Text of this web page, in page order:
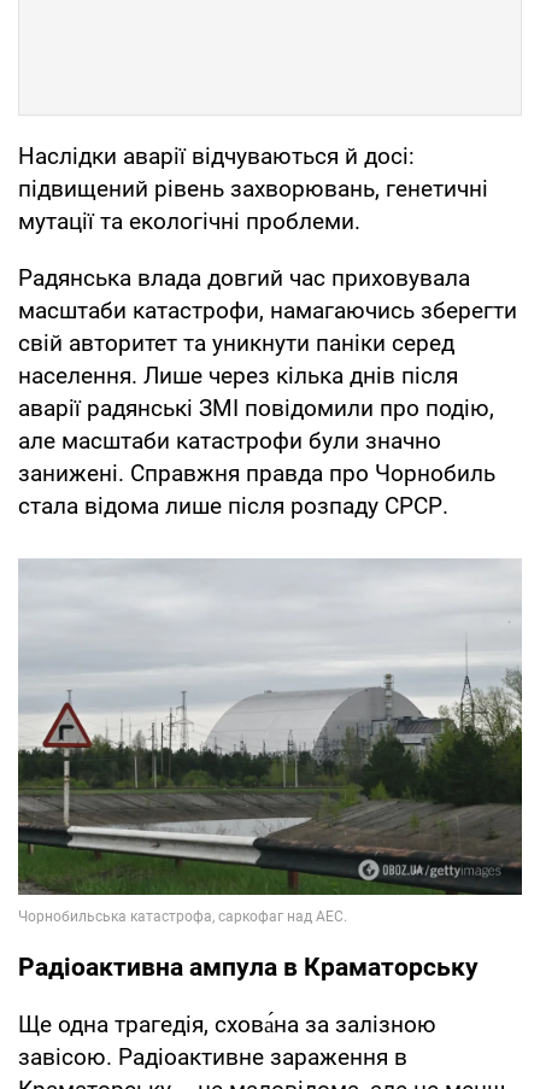
Наслідки аварії відчуваються й досі:
підвищений рівень захворювань, генетичні
мутації та екологічні проблеми.
Радянська влада довгий час приховувала
масштаби катастрофи, намагаючись зберегти
свій авторитет та уникнути паніки серед
населення. Лише через кілька днів після
аварії радянські ЗМІ повідомили про подію,
але масштаби катастрофи були значно
занижені. Справжня правда про Чорнобиль
стала відома лише після розпаду СРСР.
Радіоактивна ампула в Краматорську
Ще одна трагедія, схова́на за залізною
завісою. Радіоактивне зараження в